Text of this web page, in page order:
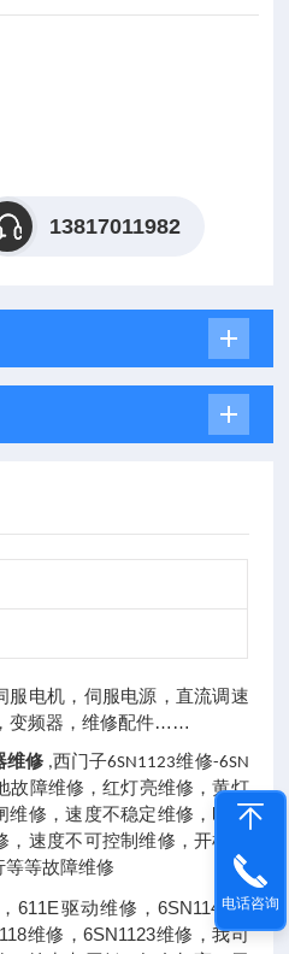
输出，输出电压低，输出点无输
接地故障维修、不能调速维修、
13817011982
服电机，伺服电源，直流调速
变频器，维修配件……
维修 ,西门子6SN1123维修-6SN
故障维修，红灯亮维修，黄灯
维修，速度不稳定维修，时转
速度不可控制维修，开机速
等等故障维修
611E驱动维修，6SN1145维
维修，6SN1123维修，我司
电话咨询